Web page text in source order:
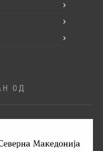
ОД